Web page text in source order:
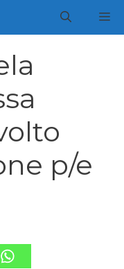
p/e